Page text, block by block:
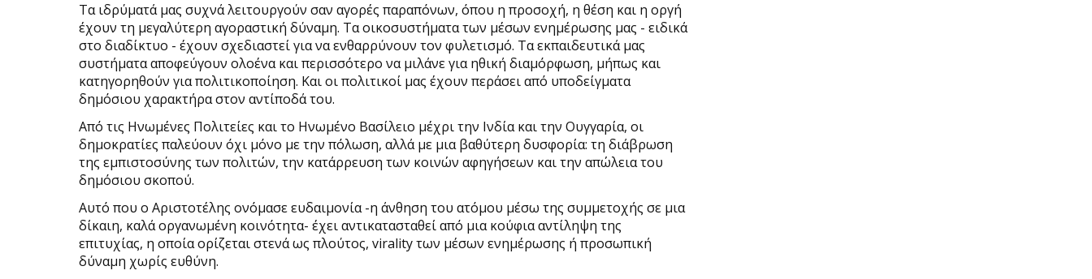
Τα ιδρύματά μας συχνά λειτουργούν σαν αγορές παραπόνων, όπου η προσοχή, η θέση και η οργή
έχουν τη μεγαλύτερη αγοραστική δύναμη. Τα οικοσυστήματα των μέσων ενημέρωσης μας - ειδικά
στο διαδίκτυο - έχουν σχεδιαστεί για να ενθαρρύνουν τον φυλετισμό. Τα εκπαιδευτικά μας
συστήματα αποφεύγουν ολοένα και περισσότερο να μιλάνε για ηθική διαμόρφωση, μήπως και
κατηγορηθούν για πολιτικοποίηση. Και οι πολιτικοί μας έχουν περάσει από υποδείγματα
δημόσιου χαρακτήρα στον αντίποδά του.
Από τις Ηνωμένες Πολιτείες και το Ηνωμένο Βασίλειο μέχρι την Ινδία και την Ουγγαρία, οι
δημοκρατίες παλεύουν όχι μόνο με την πόλωση, αλλά με μια βαθύτερη δυσφορία: τη διάβρωση
της εμπιστοσύνης των πολιτών, την κατάρρευση των κοινών αφηγήσεων και την απώλεια του
δημόσιου σκοπού.
Αυτό που ο Αριστοτέλης ονόμασε ευδαιμονία -η άνθηση του ατόμου μέσω της συμμετοχής σε μια
δίκαιη, καλά οργανωμένη κοινότητα- έχει αντικατασταθεί από μια κούφια αντίληψη της
επιτυχίας, η οποία ορίζεται στενά ως πλούτος, virality των μέσων ενημέρωσης ή προσωπική
δύναμη χωρίς ευθύνη.